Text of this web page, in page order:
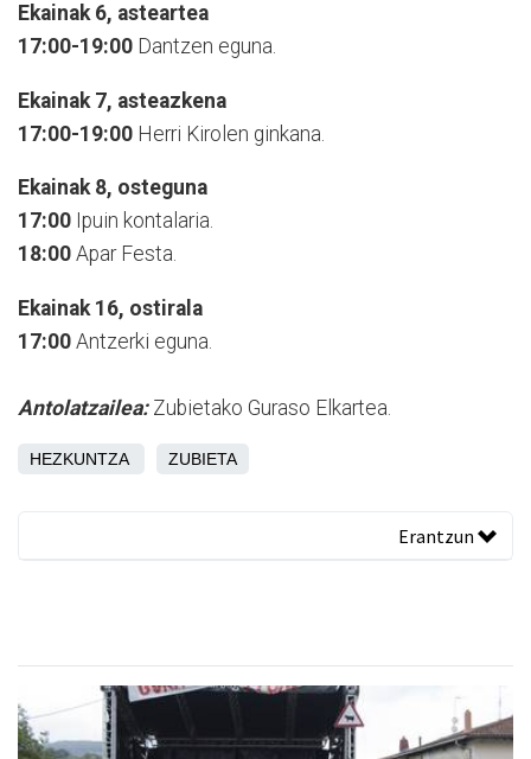
Ekainak 6, asteartea
17:00-19:00 Dantzen eguna.
Ekainak 7, asteazkena
17:00-19:00 Herri Kirolen ginkana.
Ekainak 8, osteguna
17:00 Ipuin kontalaria.
18:00 Apar Festa.
Ekainak 16, ostirala
17:00 Antzerki eguna.
Antolatzailea: Zubietako Guraso Elkartea.
HEZKUNTZA ZUBIETA
Erantzun